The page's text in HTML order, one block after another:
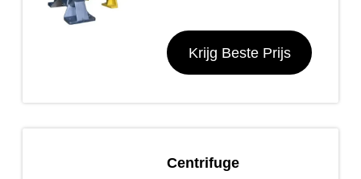
Krijg Beste Prijs
Centrifuge